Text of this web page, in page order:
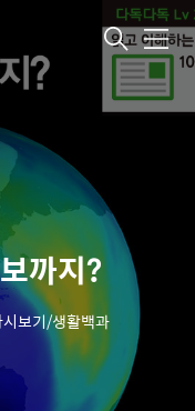
메
뉴
까지?
보기/생활백과